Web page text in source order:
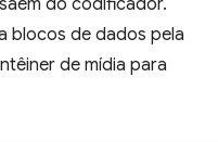
blocos de dados pela
de mídia para